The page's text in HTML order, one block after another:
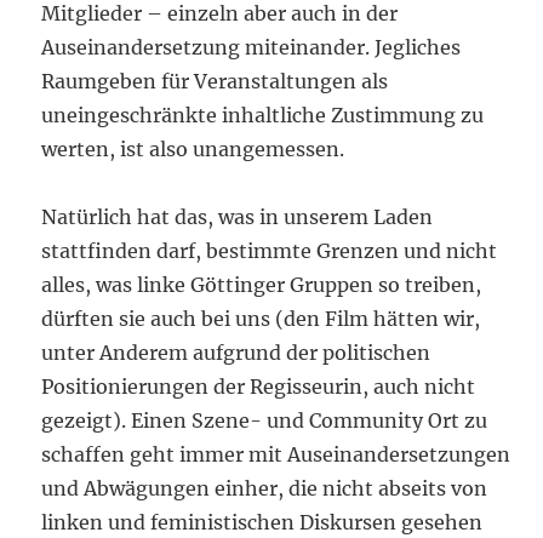
Mitglieder – einzeln aber auch in der
Auseinandersetzung miteinander. Jegliches
Raumgeben für Veranstaltungen als
uneingeschränkte inhaltliche Zustimmung zu
werten, ist also unangemessen.
Natürlich hat das, was in unserem Laden
stattfinden darf, bestimmte Grenzen und nicht
alles, was linke Göttinger Gruppen so treiben,
dürften sie auch bei uns (den Film hätten wir,
unter Anderem aufgrund der politischen
Positionierungen der Regisseurin, auch nicht
gezeigt). Einen Szene- und Community Ort zu
schaffen geht immer mit Auseinandersetzungen
und Abwägungen einher, die nicht abseits von
linken und feministischen Diskursen gesehen